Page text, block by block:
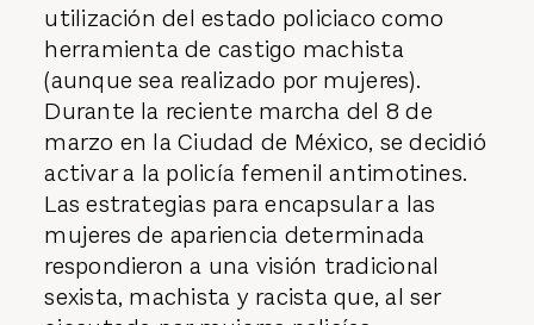
utilización del estado policiaco como
herramienta de castigo machista
(aunque sea realizado por mujeres).
Durante la reciente marcha del 8 de
marzo en la Ciudad de México, se decidió
activar a la policía femenil antimotines.
Las estrategias para encapsular a las
mujeres de apariencia determinada
respondieron a una visión tradicional
sexista, machista y racista que, al ser